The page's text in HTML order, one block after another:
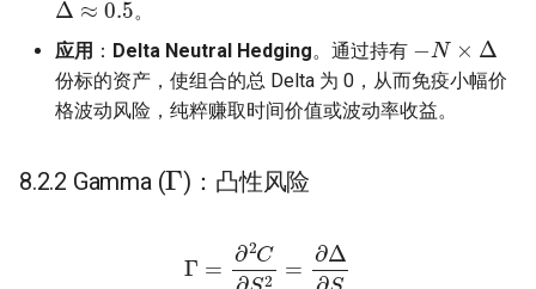
。
应用 ： Delta Neutral Hedging。通过持有
N×
份标的资产，使组合的总 Delta 为 0，从而免疫小幅价
格波动风险，纯粹赚取时间价值或波动率收益。
8.2.2 Gamma ( )：凸性风险
C∂S ∂Δ
S